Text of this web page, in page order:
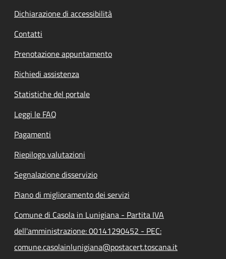
Dichiarazione di accessibilità
Contatti
Prenotazione appuntamento
Richiedi assistenza
Statistiche del portale
Leggi le FAQ
Pagamenti
Riepilogo valutazioni
Segnalazione disservizio
Piano di miglioramento dei servizi
Comune di Casola in Lunigiana - Partita IVA
dell'amministrazione: 00141290452 - PEC:
comune.casolainlunigiana@postacert.toscana.it